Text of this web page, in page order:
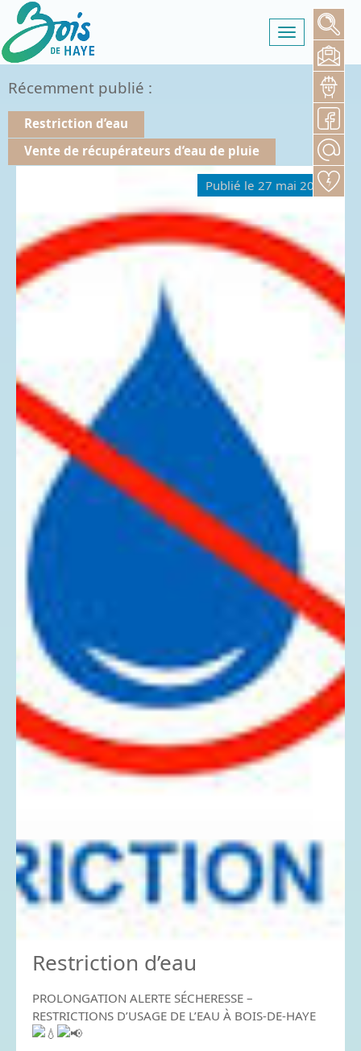
Toggle
navigation
Récemment publié :
Restriction d’eau
Vente de récupérateurs d’eau de pluie
Restriction d’eau
Publié le 27 mai 2026
PROLONGATION ALERTE SÉCHERESSE –
RESTRICTIONS D’USAGE DE L’EAU À BOIS-DE-HAYE